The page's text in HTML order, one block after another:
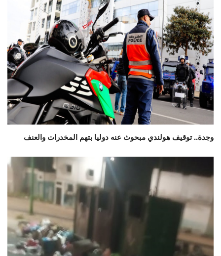
وجدة.. توقيف هولندي مبحوث عنه دوليا بتهم المخدرات والعنف